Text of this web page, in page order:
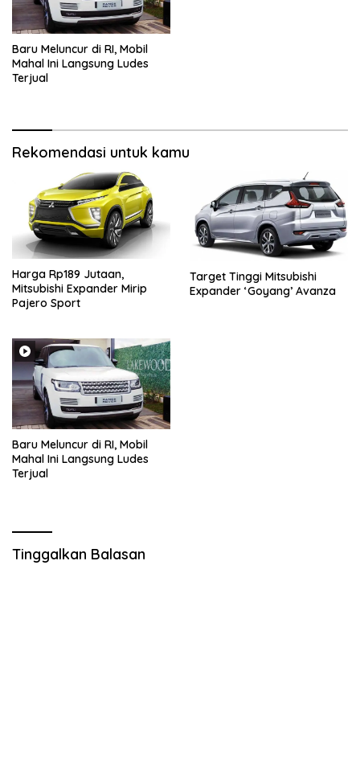
Baru Meluncur di RI, Mobil
Mahal Ini Langsung Ludes
Terjual
Rekomendasi untuk kamu
Harga Rp189 Jutaan,
Mitsubishi Expander Mirip
Pajero Sport
Target Tinggi Mitsubishi
Expander ‘Goyang’ Avanza
Baru Meluncur di RI, Mobil
Mahal Ini Langsung Ludes
Terjual
Tinggalkan Balasan